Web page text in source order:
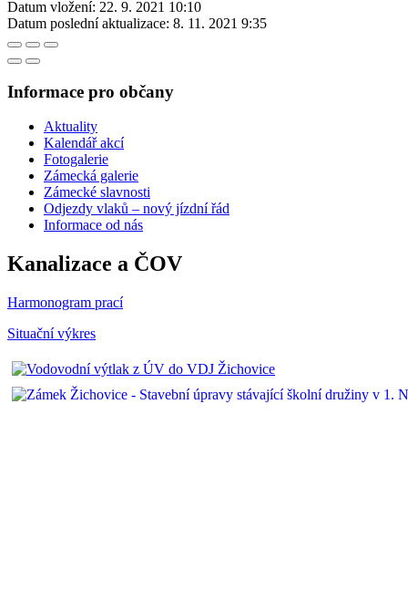
Datum vložení: 22. 9. 2021 10:10
Datum poslední aktualizace: 8. 11. 2021 9:35
Informace pro občany
Aktuality
Kalendář akcí
Fotogalerie
Zámecká galerie
Zámecké slavnosti
Odjezdy vlaků – nový jízdní řád
Informace od nás
Kanalizace a ČOV
Harmonogram prací
Situační výkres